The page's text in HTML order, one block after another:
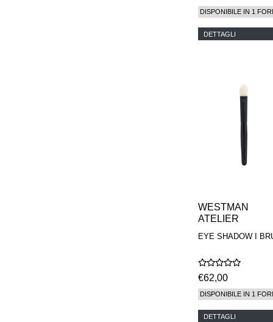
DISPONIBILE IN 1
DETTAGLI
WESTMAN
ATELIER
EYE SHADOW I
€62,00
DISPONIBILE IN 1
DETTAGLI